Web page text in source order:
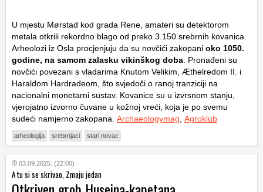
U mjestu Mørstad kod grada Rene, amateri su detektorom
metala otkrili rekordno blago od preko 3.150 srebrnih kovanica.
Arheolozi iz Osla procjenjuju da su novčići zakopani oko 1050.
godine, na samom zalasku vikinškog doba . Pronađeni su
novčići povezani s vladarima Knutom Velikim, Æthelredom II. i
Haraldom Hardradeom, što svjedoči o ranoj tranziciji na
nacionalni monetarni sustav. Kovanice su u izvrsnom stanju,
vjerojatno izvorno čuvane u kožnoj vreći, koja je po svemu
sudeći namjerno zakopana. Archaeologymag Agroklub
arheologija srebrnjaci stari novac
03.09.2025. (22:00)
A tu si se skrivao, Zmaju jedan